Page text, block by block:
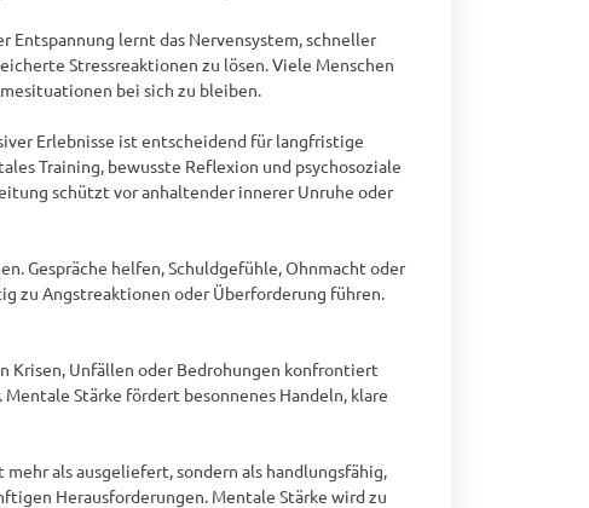
lernt das Nervensystem, schneller
Stressreaktionen zu lösen. Viele Menschen
bei sich zu bleiben.
Erlebnisse ist entscheidend für langfristige
Training, bewusste Reflexion und psychosoziale
schützt vor anhaltender innerer Unruhe oder
Gespräche helfen, Schuldgefühle, Ohnmacht oder
zu Angstreaktionen oder Überforderung führen.
Krisen, Unfällen oder Bedrohungen konfrontiert
Stärke fördert besonnenes Handeln, klare
als ausgeliefert, sondern als handlungsfähig,
Herausforderungen. Mentale Stärke wird zu